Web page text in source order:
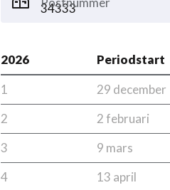
2026 Periodstart
1
29 december
2
2 februari
3
9 mars
4
13 april